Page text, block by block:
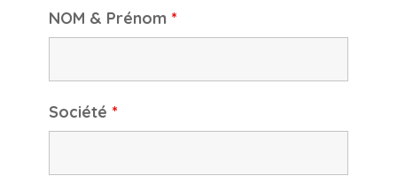
NOM & Prénom *
Société *